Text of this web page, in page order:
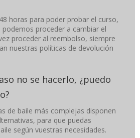
horas para poder probar el curso,
podemos proceder a cambiar el
proceder al reembolso, siempre
nuestras políticas de devolución
no se hacerlo, ¿puedo
de baile más complejas disponen
para que puedas
según vuestras necesidades.